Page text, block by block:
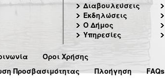
Διαβουλεύσεις
Εκδηλώσεις
Ο Δήμος
Υπηρεσίες
Όροι Χρήσης
Προσβασιμότητας
Πλοήγηση FAQs